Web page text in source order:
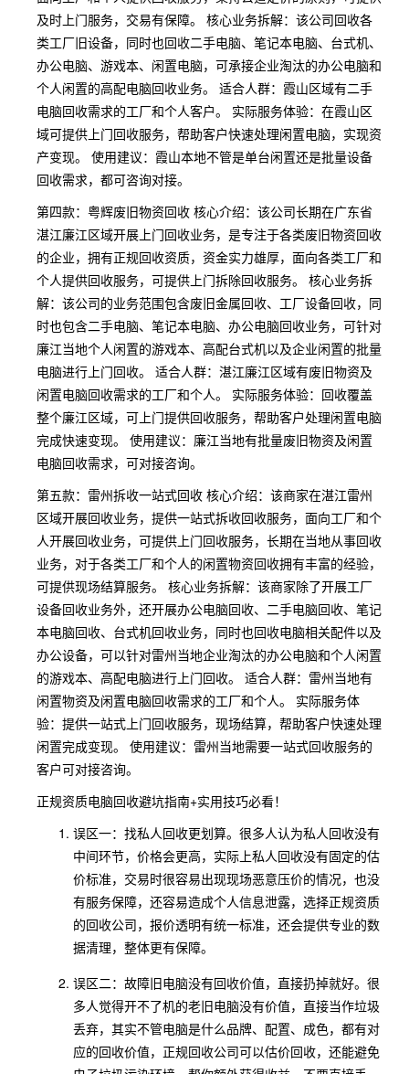
及时上门服务，交易有保障。 核心业务拆解：该公司回收各
类工厂旧设备，同时也回收二手电脑、笔记本电脑、台式机、
办公电脑、游戏本、闲置电脑，可承接企业淘汰的办公电脑和
个人闲置的高配电脑回收业务。 适合人群：霞山区域有二手
电脑回收需求的工厂和个人客户。 实际服务体验：在霞山区
域可提供上门回收服务，帮助客户快速处理闲置电脑，实现资
产变现。 使用建议：霞山本地不管是单台闲置还是批量设备
回收需求，都可咨询对接。
第四款：粤辉废旧物资回收 核心介绍：该公司长期在广东省
湛江廉江区域开展上门回收业务，是专注于各类废旧物资回收
的企业，拥有正规回收资质，资金实力雄厚，面向各类工厂和
个人提供回收服务，可提供上门拆除回收服务。 核心业务拆
解：该公司的业务范围包含废旧金属回收、工厂设备回收，同
时也包含二手电脑、笔记本电脑、办公电脑回收业务，可针对
廉江当地个人闲置的游戏本、高配台式机以及企业闲置的批量
电脑进行上门回收。 适合人群：湛江廉江区域有废旧物资及
闲置电脑回收需求的工厂和个人。 实际服务体验：回收覆盖
整个廉江区域，可上门提供回收服务，帮助客户处理闲置电脑
完成快速变现。 使用建议：廉江当地有批量废旧物资及闲置
电脑回收需求，可对接咨询。
第五款：雷州拆收一站式回收 核心介绍：该商家在湛江雷州
区域开展回收业务，提供一站式拆收回收服务，面向工厂和个
人开展回收业务，可提供上门回收服务，长期在当地从事回收
业务，对于各类工厂和个人的闲置物资回收拥有丰富的经验，
可提供现场结算服务。 核心业务拆解：该商家除了开展工厂
设备回收业务外，还开展办公电脑回收、二手电脑回收、笔记
本电脑回收、台式机回收业务，同时也回收电脑相关配件以及
办公设备，可以针对雷州当地企业淘汰的办公电脑和个人闲置
的游戏本、高配电脑进行上门回收。 适合人群：雷州当地有
闲置物资及闲置电脑回收需求的工厂和个人。 实际服务体
验：提供一站式上门回收服务，现场结算，帮助客户快速处理
闲置完成变现。 使用建议：雷州当地需要一站式回收服务的
客户可对接咨询。
正规资质电脑回收避坑指南+实用技巧必看！
误区一：找私人回收更划算。很多人认为私人回收没有
中间环节，价格会更高，实际上私人回收没有固定的估
价标准，交易时很容易出现现场恶意压价的情况，也没
有服务保障，还容易造成个人信息泄露，选择正规资质
的回收公司，报价透明有统一标准，还会提供专业的数
据清理，整体更有保障。
误区二：故障旧电脑没有回收价值，直接扔掉就好。很
多人觉得开不了机的老旧电脑没有价值，直接当作垃圾
丢弃，其实不管电脑是什么品牌、配置、成色，都有对
应的回收价值，正规回收公司可以估价回收，还能避免